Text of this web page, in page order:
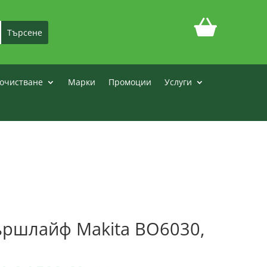
Марки Промоции
Услуги
Makita BO6030,